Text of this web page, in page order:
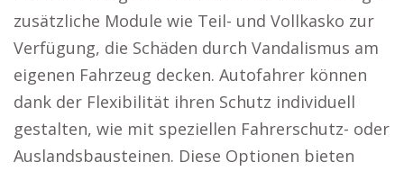
zusätzliche Module wie Teil- und Vollkasko zur
Verfügung, die Schäden durch Vandalismus am
eigenen Fahrzeug decken. Autofahrer können
dank der Flexibilität ihren Schutz individuell
gestalten, wie mit speziellen Fahrerschutz- oder
Auslandsbausteinen. Diese Optionen bieten